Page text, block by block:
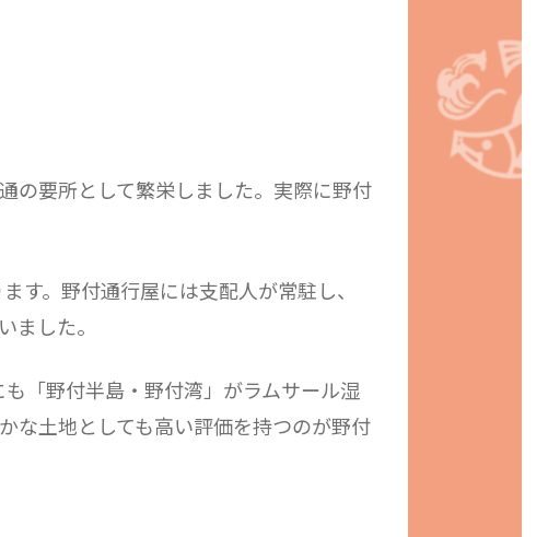
の要所として繁栄しました。実際に野付
す。野付通行屋には支配人が常駐し、
ました。
「野付半島・野付湾」がラムサール湿
な土地としても高い評価を持つのが野付